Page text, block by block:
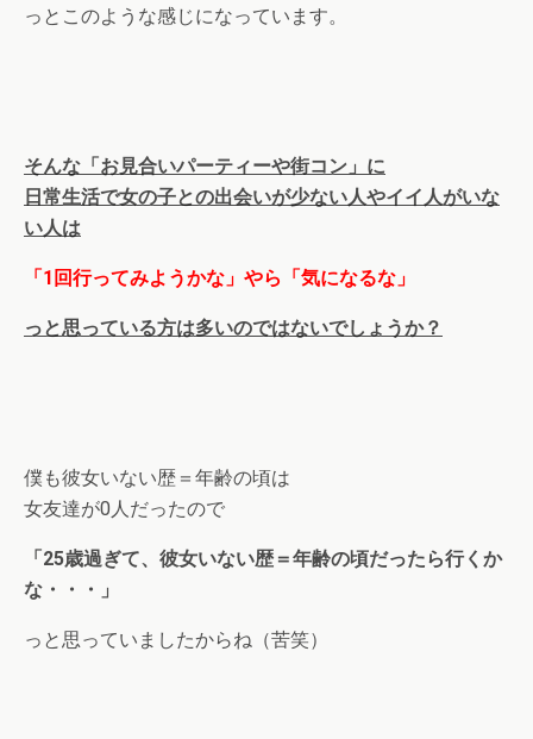
っとこのような感じになっています。
そんな「お見合いパーティーや街コン」に
日常生活で女の子との出会いが少ない人やイイ人がいな
い人は
「1回行ってみようかな」やら「気になるな」
っと思っている方は多いのではないでしょうか？
僕も彼女いない歴＝年齢の頃は
女友達が0人だったので
「25歳過ぎて、彼女いない歴＝年齢の頃だったら行くか
な・・・」
っと思っていましたからね（苦笑）